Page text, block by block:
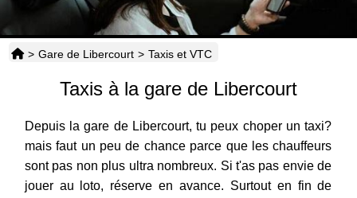
Taxis
> Gare de Libercourt > Taxis et VTC
Taxis à la gare de Libercourt
Depuis la gare de Libercourt, tu peux choper un taxi?
mais faut un peu de chance parce que les chauffeurs
sont pas non plus ultra nombreux. Si t'as pas envie de
jouer au loto, réserve en avance. Surtout en fin de